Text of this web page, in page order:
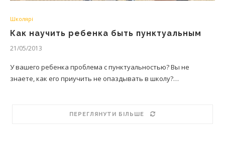
Школярі
Как научить ребенка быть пунктуальным
21/05/2013
У вашего ребенка проблема с пунктуальностью? Вы не
знаете, как его приучить не опаздывать в школу?…
ПЕРЕГЛЯНУТИ БІЛЬШЕ